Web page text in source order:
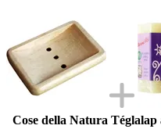
Cose della Natura